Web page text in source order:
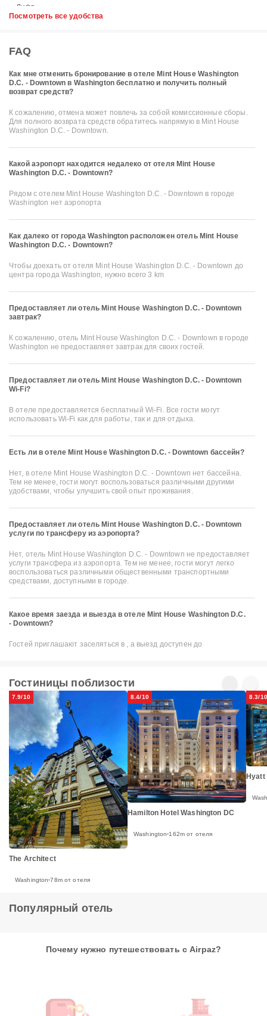
Посмотреть все удобства
FAQ
Как мне отменить бронирование в отеле Mint House Washington
D.C. - Downtown в Washington бесплатно и получить полный
возврат средств?
К сожалению, отмена может повлечь за собой комиссионные сборы.
Для полного возврата средств обратитесь напрямую в Mint House
Washington D.C. - Downtown.
Какой аэропорт находится недалеко от отеля Mint House
Washington D.C. - Downtown?
Рядом с отелем Mint House Washington D.C. - Downtown в городе
Washington нет аэропорта
Как далеко от города Washington расположен отель Mint House
Washington D.C. - Downtown?
Чтобы доехать от отеля Mint House Washington D.C. - Downtown до
центра города Washington, нужно всего 3 km
Предоставляет ли отель Mint House Washington D.C. - Downtown
завтрак?
К сожалению, отель Mint House Washington D.C. - Downtown в городе
Washington не предоставляет завтрак для своих гостей.
Предоставляет ли отель Mint House Washington D.C. - Downtown
Wi-Fi?
В отеле предоставляется бесплатный Wi-Fi. Все гости могут
использовать Wi-Fi как для работы, так и для отдыха.
Есть ли в отеле Mint House Washington D.C. - Downtown бассейн?
Нет, в отеле Mint House Washington D.C. - Downtown нет бассейна.
Тем не менее, гости могут воспользоваться различными другими
удобствами, чтобы улучшить свой опыт проживания.
Предоставляет ли отель Mint House Washington D.C. - Downtown
услуги по трансферу из аэропорта?
Нет, отель Mint House Washington D.C. - Downtown не предоставляет
услуги трансфера из аэропорта. Тем не менее, гости могут легко
воспользоваться различными общественными транспортными
средствами, доступными в городе.
Какое время заезда и выезда в отеле Mint House Washington D.C.
- Downtown?
Гостей приглашают заселяться в , а выезд доступен до
Гостиницы поблизости
7.9/10
The Architect
Washington 78m от отеля
8.4/10
Hamilton Hotel Washington DC
Washington 162m от отеля
8.3/10
Hyatt
Популярный отель
Почему нужно путешествовать с Airpaz?